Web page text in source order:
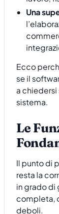
Una
Ecco
se il
a chiedersi
sistema.
Le
Il punto di
resta la
in grado di
completa,
deboli.